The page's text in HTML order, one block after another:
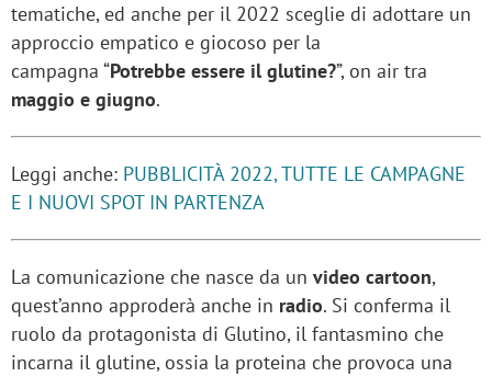
tematiche, ed anche per il 2022 sceglie di adottare un
approccio empatico e giocoso per la
campagna “Potrebbe essere il glutine?”, on air tra
maggio e giugno.
Leggi anche: PUBBLICITÀ 2022, TUTTE LE CAMPAGNE
E I NUOVI SPOT IN PARTENZA
La comunicazione che nasce da un video cartoon,
quest’anno approderà anche in radio. Si conferma il
ruolo da protagonista di Glutino, il fantasmino che
incarna il glutine, ossia la proteina che provoca una